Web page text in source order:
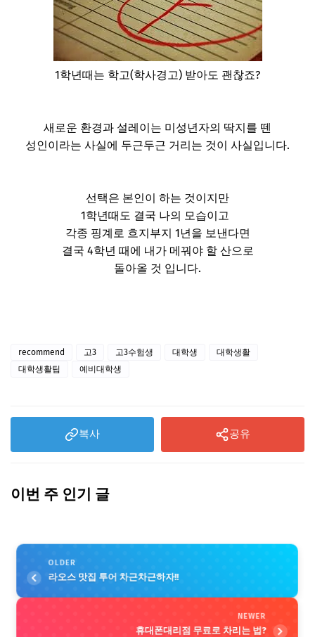
1학년때는 학고(학사경고) 받아도 괜찮죠?
새로운 환경과 설레이는 미성년자의 딱지를 뗀
성인이라는 사실에 두근두근 거리는 것이 사실입니다.
선택은 본인이 하는 것이지만
1학년때도 결국 나의 모습이고
각종 핑계로 흐지부지 1년을 보낸다면
결국 4학년 때에 내가 메꿔야 할 산으로
돌아올 것 입니다.
recommend 고3 고3수험생 대학생
대학생활
대학생활팁
예비대학생
복사 공유
이번 주 인기 글
OLDER
라오스 맛집 투어 차근차근하자!!
NEWER
휴대폰대리점 무료로 차리는 법?